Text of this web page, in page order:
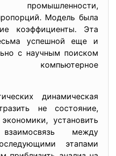
Модель была
коэффициенты. Эта
успешной еще и
с научным поиском
компьютерное
динамическая
не состояние,
установить
взаимосвязь между
этапами